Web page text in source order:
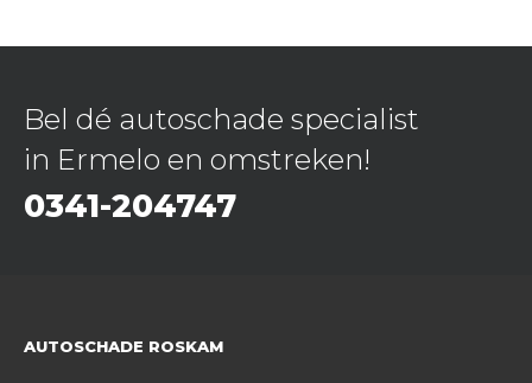
Bel dé autoschade specialist
in Ermelo en omstreken!
0341-204747
AUTOSCHADE ROSKAM